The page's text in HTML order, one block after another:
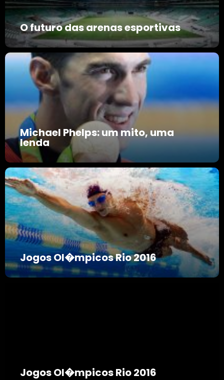
O futuro das arenas esportivas
Michael Phelps: um mito, uma
lenda
Jogos Ol�mpicos Rio 2016
Jogos Ol�mpicos Rio 2016